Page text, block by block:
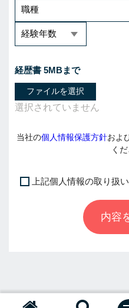
経歴書 5MBまで
ファイルを選択
当社の個人情報保護方針およ
くだ
上記個人情報の取り扱
内容